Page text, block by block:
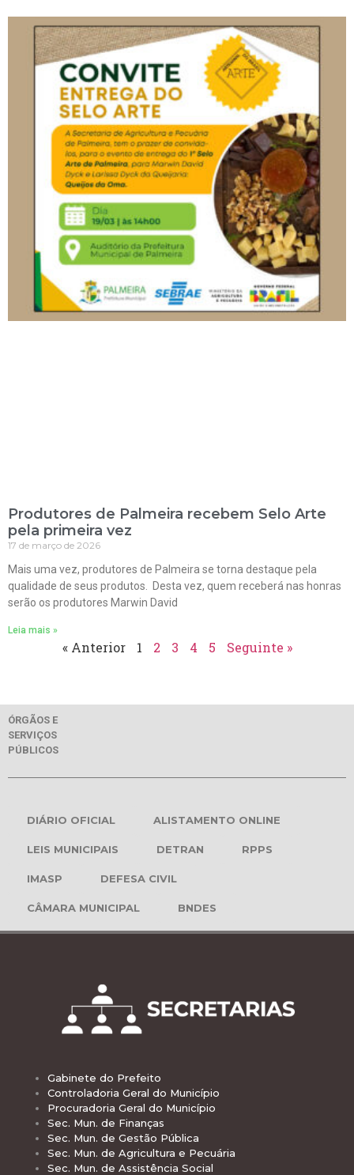
Produtores de Palmeira recebem Selo Arte
pela primeira vez
17 de março de 2026
Mais uma vez, produtores de Palmeira se torna destaque pela
qualidade de seus produtos. Desta vez, quem receberá nas honras
serão os produtores Marwin David
Leia mais »
« Anterior 1 2 3 4 5 Seguinte »
ÓRGÃOS E
SERVIÇOS
PÚBLICOS
DIÁRIO OFICIAL ALISTAMENTO ONLINE
LEIS MUNICIPAIS DETRAN RPPS
IMASP DEFESA CIVIL
CÂMARA MUNICIPAL BNDES
Gabinete do Prefeito
Controladoria Geral do Município
Procuradoria Geral do Município
Sec. Mun. de Finanças
Sec. Mun. de Gestão Pública
Sec. Mun. de Agricultura e Pecuária
Sec. Mun. de Assistência Social